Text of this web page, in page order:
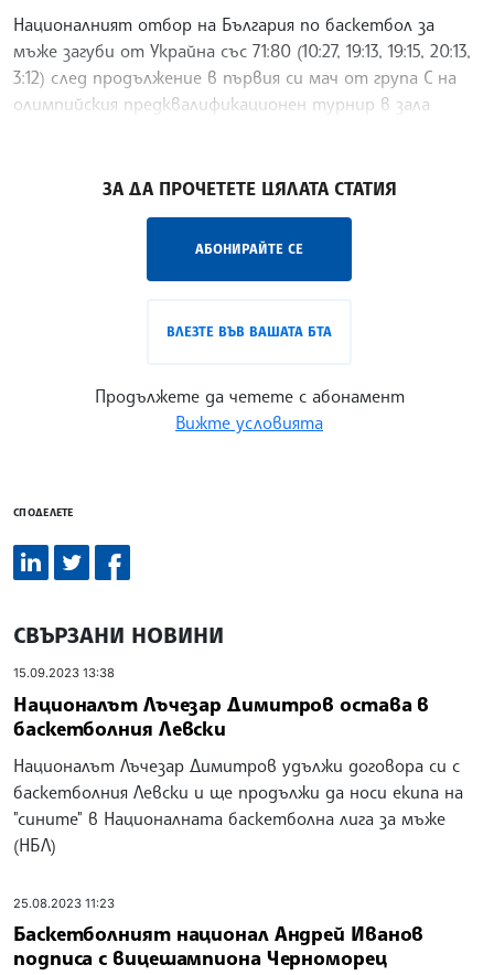
Националният отбор на България по баскетбол за
мъже загуби от Украйна със 71:80 (10:27, 19:13, 19:15, 20:13,
3:12) след продължение в първия си мач от група С на
олимпийския предквалификационен турнир в зала
ЗА ДА ПРОЧЕТЕТЕ ЦЯЛАТА СТАТИЯ
АБОНИРАЙТЕ СЕ
ВЛЕЗТЕ ВЪВ ВАШАТА БТА
Продължете да четете с абонамент
Вижте условията
СПОДЕЛЕТЕ
СВЪРЗАНИ НОВИНИ
15.09.2023 13:38
Националът Лъчезар Димитров остава в
баскетболния Левски
Националът Лъчезар Димитров удължи договора си с
баскетболния Левски и ще продължи да носи екипа на
"сините" в Националната баскетболна лига за мъже
(НБЛ)
25.08.2023 11:23
Баскетболният национал Андрей Иванов
подписа с вицешампиона Черноморец